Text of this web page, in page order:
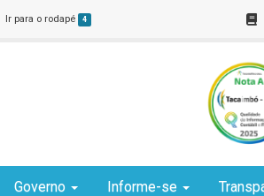
Ir para o rodapé 4
Governo Informe-se